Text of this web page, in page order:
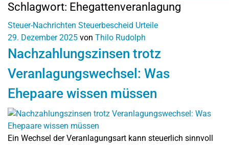
Schlagwort: Ehegattenveranlagung
Steuer-Nachrichten Steuerbescheid Urteile
29. Dezember 2025 von Thilo Rudolph
Nachzahlungszinsen trotz
Veranlagungswechsel: Was
Ehepaare wissen müssen
Ein Wechsel der Veranlagungsart kann steuerlich sinnvoll